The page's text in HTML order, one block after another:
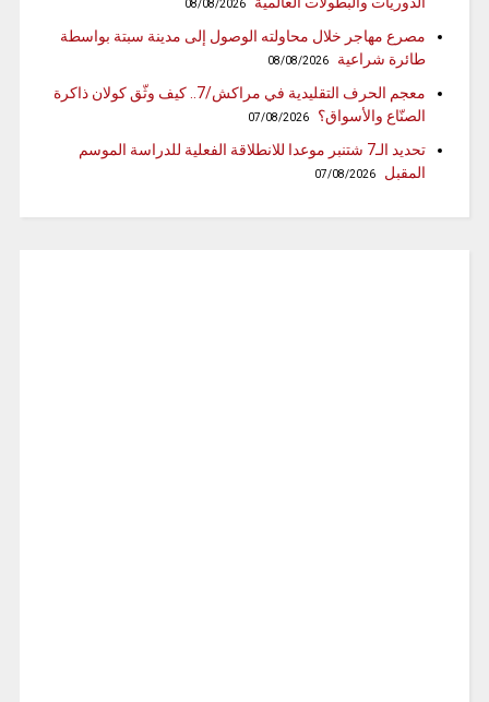
08/08/2026
مصرع مهاجر خلال محاولته الوصول إلى مدينة سبتة بواسطة
طائرة شراعية
08/08/2026
معجم الحرف التقليدية في مراكش/7.. كيف وثّق كولان ذاكرة
الصنّاع والأسواق؟
07/08/2026
تحديد الـ7 شتنبر موعدا للانطلاقة الفعلية للدراسة الموسم
المقبل
07/08/2026